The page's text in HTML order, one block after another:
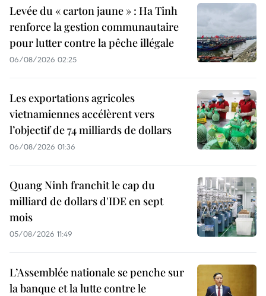
Levée du « carton jaune » : Ha Tinh
renforce la gestion communautaire
pour lutter contre la pêche illégale
06/08/2026 02:25
Les exportations agricoles
vietnamiennes accélèrent vers
l’objectif de 74 milliards de dollars
06/08/2026 01:36
Quang Ninh franchit le cap du
milliard de dollars d'IDE en sept
mois
05/08/2026 11:49
L’Assemblée nationale se penche sur
la banque et la lutte contre le